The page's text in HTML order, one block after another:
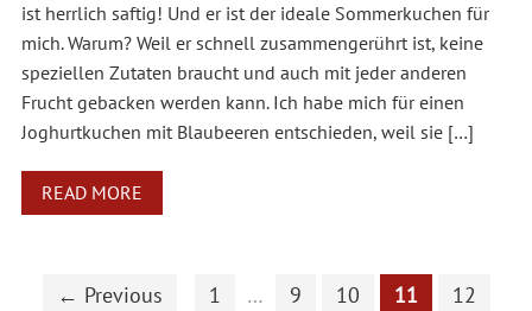
ist herrlich saftig! Und er ist der ideale Sommerkuchen für
mich. Warum? Weil er schnell zusammengerührt ist, keine
speziellen Zutaten braucht und auch mit jeder anderen
Frucht gebacken werden kann. Ich habe mich für einen
Joghurtkuchen mit Blaubeeren entschieden, weil sie […]
READ MORE
← Previous 1 … 9 10 11
12